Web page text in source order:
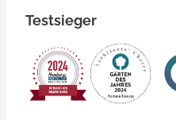
Testsieger